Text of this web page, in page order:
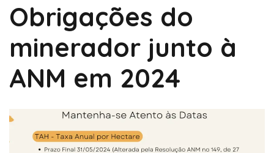
Obrigações do
minerador junto à
ANM em 2024